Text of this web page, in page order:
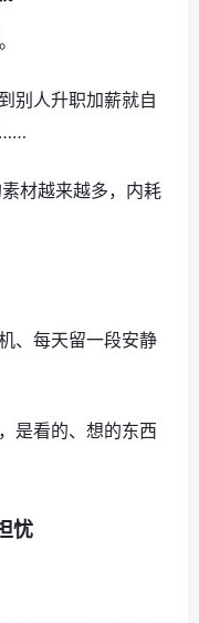
。
别人升职加薪就自
……
材越来越多，内耗
、每天留一段安静
是看的、想的东西
忧